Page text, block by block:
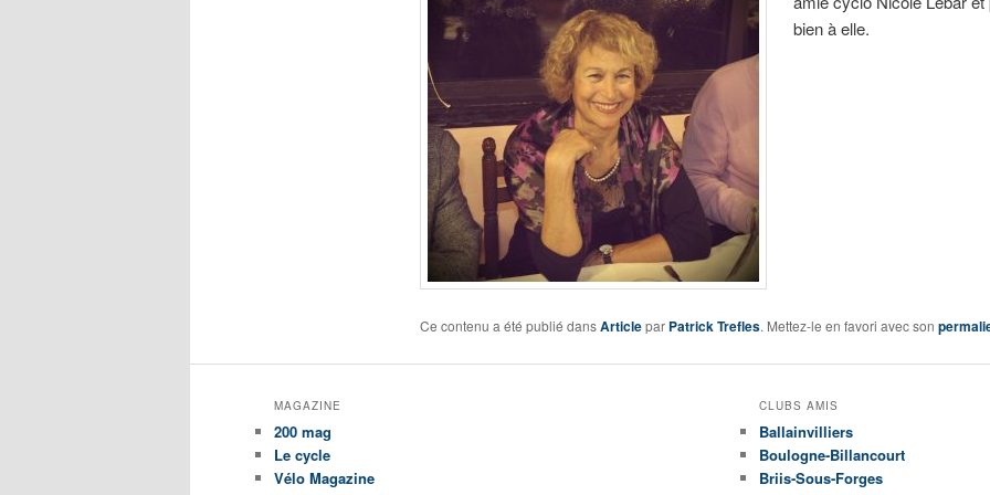
bien à elle.
Ce contenu a été publié dansArticlepar Patrick Trefles. Mettez-le en favori avec son
MAGAZINE
200 mag
Le cycle
Vélo Magazine
CLUBS AMIS
Ballainvilliers
Boulogne-Billancourt
Briis-Sous-Forges